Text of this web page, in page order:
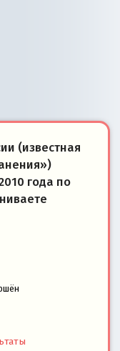
(известная
года по